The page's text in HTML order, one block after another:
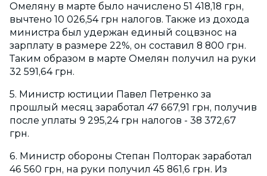
Омеляну в марте было начислено 51 418,18 грн,
вычтено 10 026,54 грн налогов. Также из дохода
министра был удержан единый соцвзнос на
зарплату в размере 22%, он составил 8 800 грн.
Таким образом в марте Омелян получил на руки
32 591,64 грн.
5. Министр юстиции Павел Петренко за
прошлый месяц заработал 47 667,91 грн, получив
после уплаты 9 295,24 грн налогов - 38 372,67
грн.
6. Министр обороны Степан Полторак заработал
46 560 грн, на руки получил 45 861,6 грн. Из